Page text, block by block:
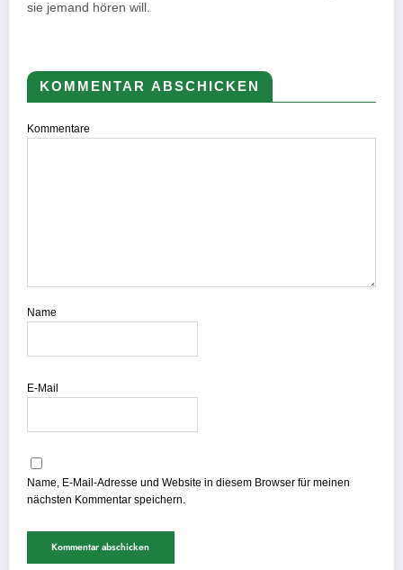
sie jemand hören will.
KOMMENTAR ABSCHICKEN
Kommentare
Name
E-Mail
Name, E-Mail-Adresse und Website in diesem Browser für meinen
nächsten Kommentar speichern.